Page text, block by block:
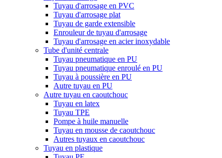
Tuyau d'arrosage en PVC
Tuyau d'arrosage plat
Tuyau de garde extensible
Enrouleur de tuyau d'arrosage
Tuyau d'arrosage en acier inoxydable
Tube d'unité centrale
Tuyau pneumatique en PU
Tuyau pneumatique enroulé en PU
Tuyau à poussière en PU
Autre tuyau en PU
Autre tuyau en caoutchouc
Tuyau en latex
Tuyau TPE
Pompe à huile manuelle
Tuyau en mousse de caoutchouc
Autres tuyaux en caoutchouc
Tuyau en plastique